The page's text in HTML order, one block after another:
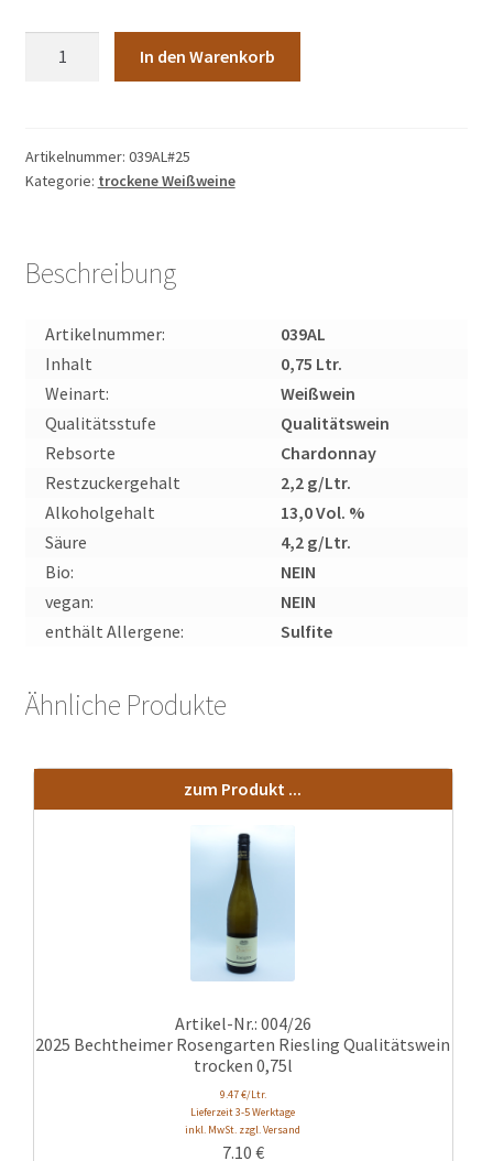
Chardonnay
"
"
Tonneau
gereift
0,75l
Menge
In den Warenkorb
Artikelnummer: 039AL#25
Kategorie: trockene Weißweine
Beschreibung
Artikelnummer:
039AL
Inhalt
0,75 Ltr.
Weinart:
Weißwein
Qualitätsstufe
Qualitätswein
Rebsorte
Chardonnay
Restzuckergehalt
2,2 g/Ltr.
Alkoholgehalt
13,0 Vol. %
Säure
4,2 g/Ltr.
Bio:
NEIN
vegan:
NEIN
enthält Allergene:
Sulfite
Ähnliche Produkte
Artikel-Nr.: 004/26
2025 Bechtheimer Rosengarten Riesling Qualitätswein
trocken 0,75l
9.47 €/Ltr.
Lieferzeit 3-5 Werktage
inkl. MwSt. zzgl. Versand
7.10 €
zum Produkt ...